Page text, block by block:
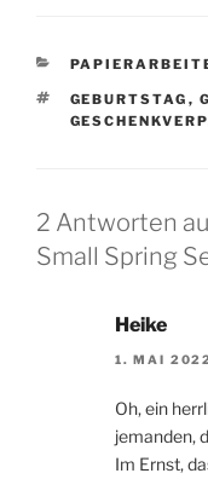
KATEGORIEN
GEBURTSTAG ,
2 Antworten
Small Spring
Heike
1. MAI
Oh, ein
jemanden,
Im Ernst,